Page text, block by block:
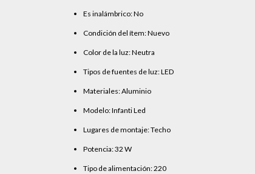
Es inalámbrico: No
Condición del ítem: Nuevo
Color de la luz: Neutra
Tipos de fuentes de luz: LED
Materiales: Aluminio
Modelo: Infanti Led
Lugares de montaje: Techo
Potencia: 32 W
Tipo de alimentación: 220